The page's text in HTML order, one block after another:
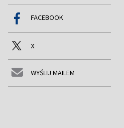
FACEBOOK
X
WYŚLIJ MAILEM